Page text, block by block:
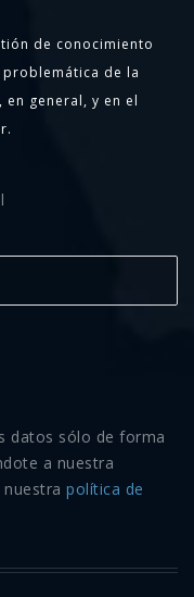
de conocimiento
de la
general, y en el
datos sólo de forma
a nuestra
política de